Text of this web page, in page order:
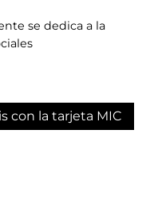
se dedica a la
con la tarjeta MIC